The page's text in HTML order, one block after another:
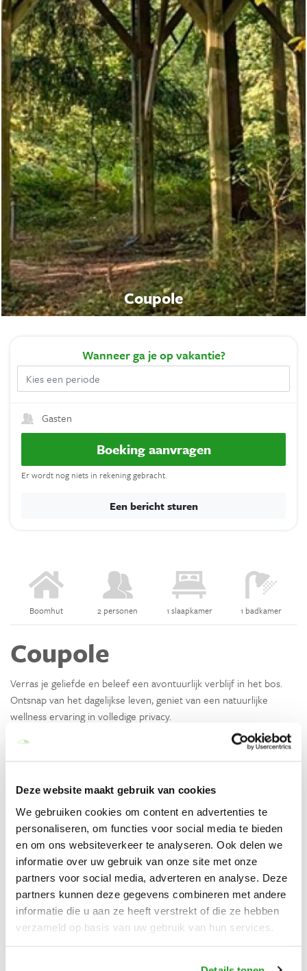
Deze website maakt gebruik van cookies
We gebruiken cookies om content en advertenties te
personaliseren, om functies voor social media te bieden
en om ons websiteverkeer te analyseren. Ook delen we
informatie over uw gebruik van onze site met onze
partners voor social media, adverteren en analyse. Deze
partners kunnen deze gegevens combineren met andere
informatie die u aan ze heeft verstrekt of die ze hebben
verzameld op basis van uw gebruik van hun services.
Coupole
Boomhut 2 personen 1 slaapkamer 1 badkamer
Coupole
Verras je geliefde en beleef een avontuurlijk verblijf in het bos.
Ontsnap van het dagelijkse leven, geniet van een natuurlijke
wellness ervaring in volledige privacy.
S ‘ochtends wordt het ontbijt onderaan de boomhut voor je
Voorzieningen
Algemeen
Vrijstaand
Privé jacuzzi
Parkeerplaats
Wanneerga je op vakantie?
Gasten
Boeking aanvragen
Er wordt nog niets in rekening gebracht.
Een bericht sturen